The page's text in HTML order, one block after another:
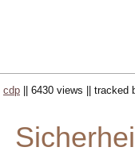
cdp || 6430 views ||